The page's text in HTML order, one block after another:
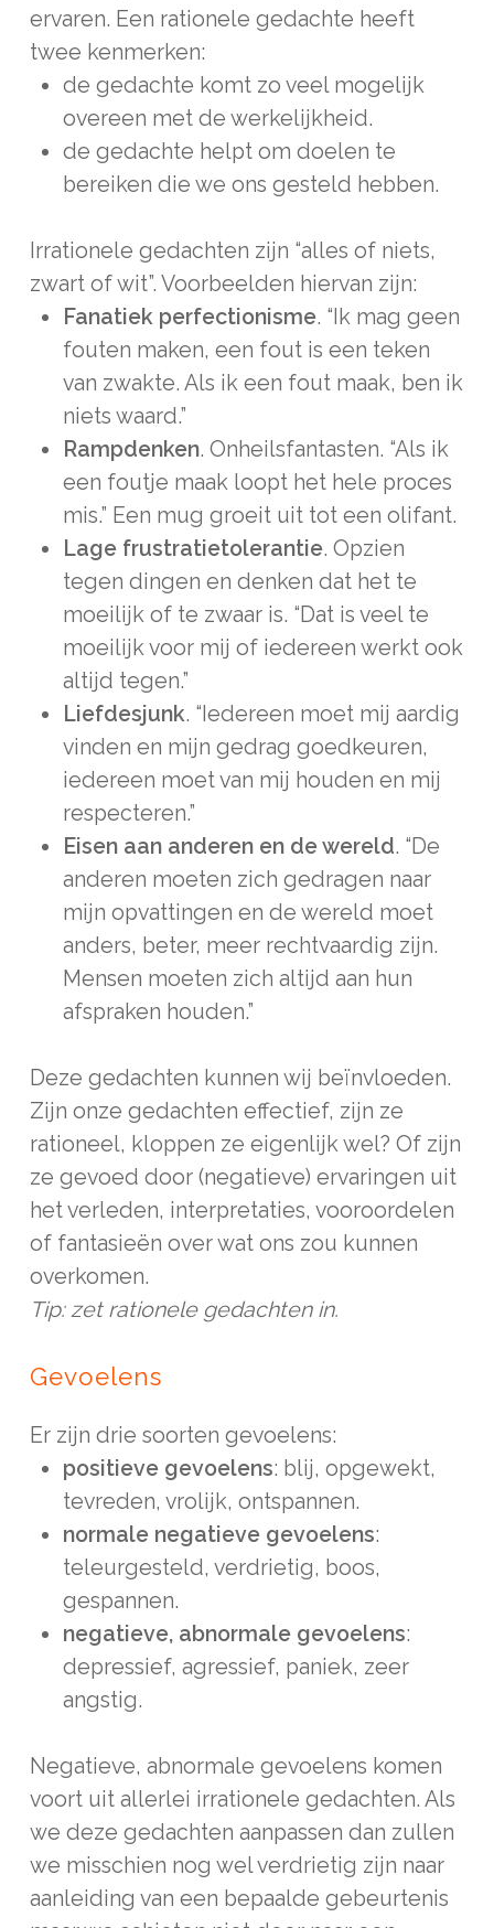
ervaren. Een rationele gedachte heeft
twee kenmerken:
de gedachte komt zo veel mogelijk
overeen met de werkelijkheid.
de gedachte helpt om doelen te
bereiken die we ons gesteld hebben.
Irrationele gedachten zijn “alles of niets,
zwart of wit”. Voorbeelden hiervan zijn:
Fanatiek perfectionisme. “Ik mag geen
fouten maken, een fout is een teken
van zwakte. Als ik een fout maak, ben ik
niets waard.”
Rampdenken. Onheilsfantasten. “Als ik
een foutje maak loopt het hele proces
mis.” Een mug groeit uit tot een olifant.
Lage frustratietolerantie. Opzien
tegen dingen en denken dat het te
moeilijk of te zwaar is. “Dat is veel te
moeilijk voor mij of iedereen werkt ook
altijd tegen.”
Liefdesjunk. “Iedereen moet mij aardig
vinden en mijn gedrag goedkeuren,
iedereen moet van mij houden en mij
respecteren.”
Eisen aan anderen en de wereld. “De
anderen moeten zich gedragen naar
mijn opvattingen en de wereld moet
anders, beter, meer rechtvaardig zijn.
Mensen moeten zich altijd aan hun
afspraken houden.”
Deze gedachten kunnen wij beïnvloeden.
Zijn onze gedachten effectief, zijn ze
rationeel, kloppen ze eigenlijk wel? Of zijn
ze gevoed door (negatieve) ervaringen uit
het verleden, interpretaties, vooroordelen
of fantasieën over wat ons zou kunnen
overkomen.
Tip: zet rationele gedachten in.
Gevoelens
Er zijn drie soorten gevoelens:
positieve gevoelens: blij, opgewekt,
tevreden, vrolijk, ontspannen.
normale negatieve gevoelens:
teleurgesteld, verdrietig, boos,
gespannen.
negatieve, abnormale gevoelens:
depressief, agressief, paniek, zeer
angstig.
Negatieve, abnormale gevoelens komen
voort uit allerlei irrationele gedachten. Als
we deze gedachten aanpassen dan zullen
we misschien nog wel verdrietig zijn naar
aanleiding van een bepaalde gebeurtenis